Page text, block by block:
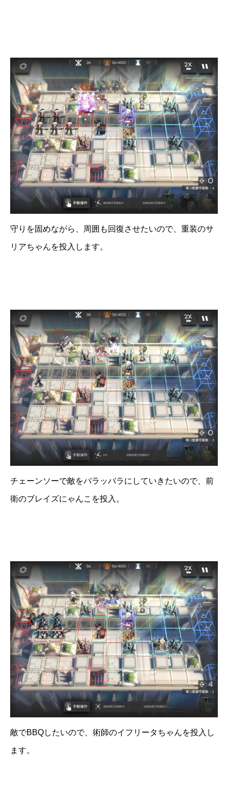
守りを固めながら、周囲も回復させたいので、重装のサ
リアちゃんを投入します。
チェーンソーで敵をバラッバラにしていきたいので、前
衛のブレイズにゃんこを投入。
敵でBBQしたいので、術師のイフリータちゃんを投入し
ます。